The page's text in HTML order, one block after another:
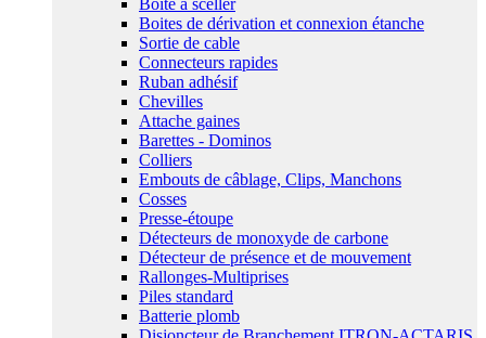
Boîte à sceller
Boites de dérivation et connexion étanche
Sortie de cable
Connecteurs rapides
Ruban adhésif
Chevilles
Attache gaines
Barettes - Dominos
Colliers
Embouts de câblage, Clips, Manchons
Cosses
Presse-étoupe
Détecteurs de monoxyde de carbone
Détecteur de présence et de mouvement
Rallonges-Multiprises
Piles standard
Batterie plomb